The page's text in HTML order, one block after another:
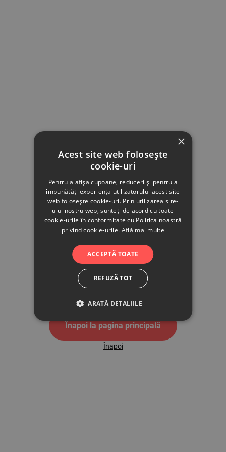
500
Înapoi la pagina principală
Înapoi
×
Acest site web folosește
cookie-uri
Pentru a afișa cupoane, reduceri și pentru a
îmbunătăți experiența utilizatorului acest site
web folosește cookie-uri. Prin utilizarea site-
ului nostru web, sunteți de acord cu toate
cookie-urile în conformitate cu Politica noastră
privind cookie-urile. Află mai multe
ACCEPTĂ TOATE
REFUZĂ TOT
ARATĂ DETALIILE